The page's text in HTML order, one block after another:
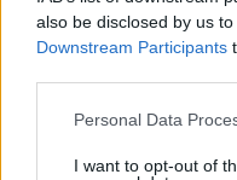
also be disclosed by us
Downstream Participants
Please note that this
not limited to your visit or
Personal Data
I want to opt-out of
Αρέσει στους
Ο Κύπριος
συγκεντρώνει το